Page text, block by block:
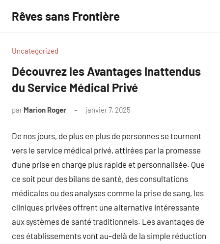
contenu
Rêves sans Frontière
Uncategorized
Découvrez les Avantages Inattendus
du Service Médical Privé
par Marion Roger janvier 7, 2025
De nos jours, de plus en plus de personnes se tournent
vers le service médical privé, attirées par la promesse
d’une prise en charge plus rapide et personnalisée. Que
ce soit pour des bilans de santé, des consultations
médicales ou des analyses comme la prise de sang, les
cliniques privées offrent une alternative intéressante
aux systèmes de santé traditionnels. Les avantages de
ces établissements vont au-delà de la simple réduction